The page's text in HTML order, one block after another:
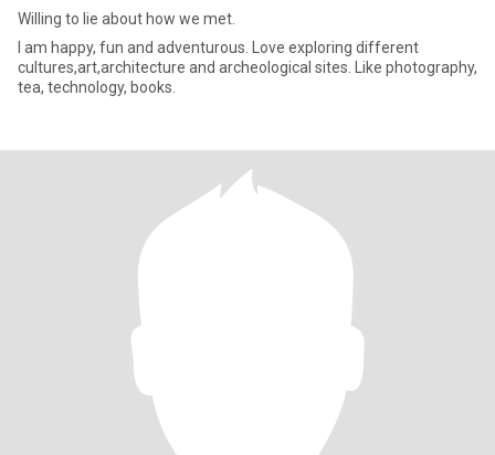
Willing to lie about how we met.
I am happy, fun and adventurous. Love exploring different
cultures,art,architecture and archeological sites. Like photography,
tea, technology, books.